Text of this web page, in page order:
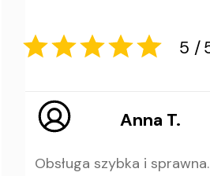
Anna T.
Obsługa szybka i sprawna.